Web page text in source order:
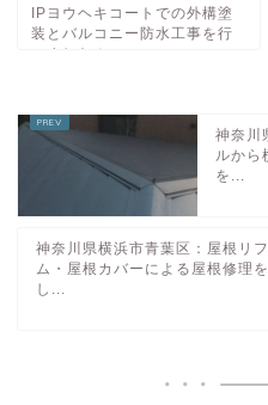
IPヨウヘキコートでの外構塗
装とバルコニー防水工事を行
いました！
神奈川
ルから
を...
神奈川県横浜市青葉区：屋根リ
ム・屋根カバーによる屋根修理
し...